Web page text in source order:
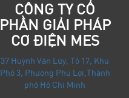
CÔNG TY CỔ
PHẦN GIẢI PHÁP
CƠ ĐIỆN MES
37 Huỳnh Văn Lũy, Tổ 17, Khu
Phố 3, Phường Phú Lợi, Thành
phố Hồ Chí Minh